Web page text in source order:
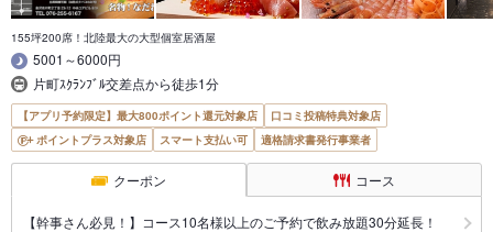
155坪200席！北陸最大の大型個室居酒屋
5001～6000円
片町ｽｸﾗﾝﾌﾞﾙ交差点から徒歩1分
【アプリ予約限定】最大800ポイント還元対象店
口コミ投稿特典対象店
ポイントプラス対象店
スマート支払い可 適格請求書発行事業者
クーポン コース
【幹事さん必見！】コース10名様以上のご予約で飲み放題30分延長！